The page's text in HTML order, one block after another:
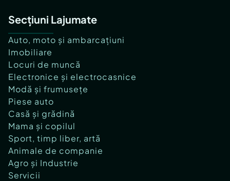
Secțiuni Lajumate
Auto, moto și ambarcațiuni
Imobiliare
Locuri de muncă
Electronice și electrocasnice
Modă și frumusețe
Piese auto
Casă și grădină
Mama și copilul
Sport, timp liber, artă
Animale de companie
Agro și Industrie
Servicii